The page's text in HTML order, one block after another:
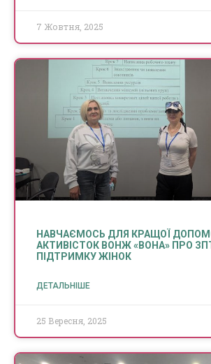
7 Жовтня, 2025
НАВЧАЄМОСЬ ДЛЯ КРАЩОЇ
АКТИВІСТОК ВОНЖ «ВОНА» ПРО ЗПТ
ПІДТРИМКУ ЖІНОК
ДЕТАЛЬНІШЕ
25 Вересня, 2025